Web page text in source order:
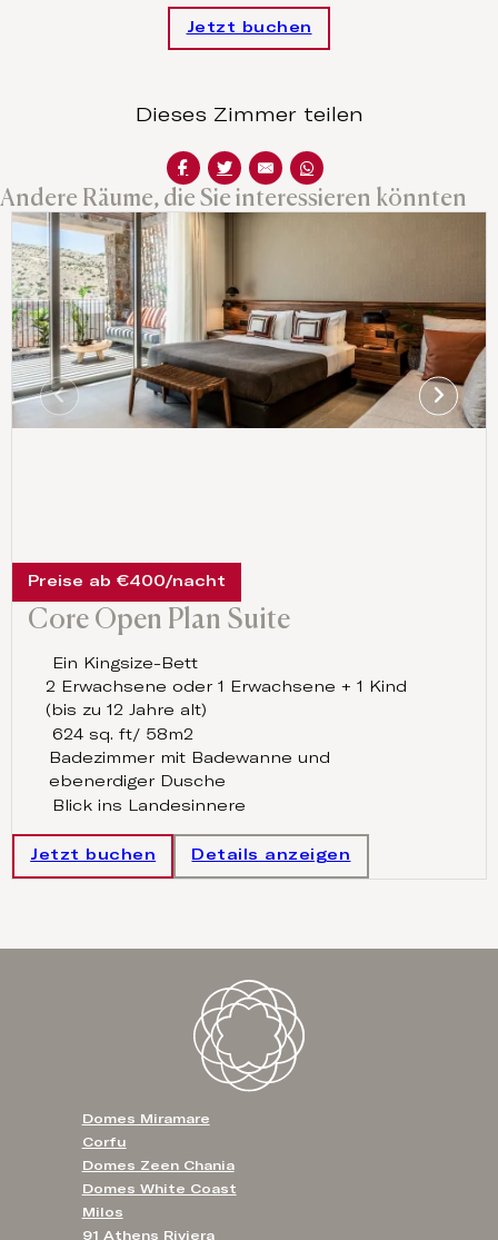
Jetzt buchen
Dieses Zimmer teilen
Andere Räume, die Sie interessieren könnten
Core Open Plan Suite
Ein Kingsize-Bett
2 Erwachsene oder 1 Erwachsene + 1 Kind
(bis zu 12 Jahre alt)
624 sq. ft/ 58m2
Badezimmer mit Badewanne und
ebenerdiger Dusche
Blick ins Landesinnere
Preise ab €400/nacht
Jetzt buchen Details anzeigen
Domes Miramare
Corfu
Domes Zeen Chania
Domes White Coast
Milos
91 Athens Riviera